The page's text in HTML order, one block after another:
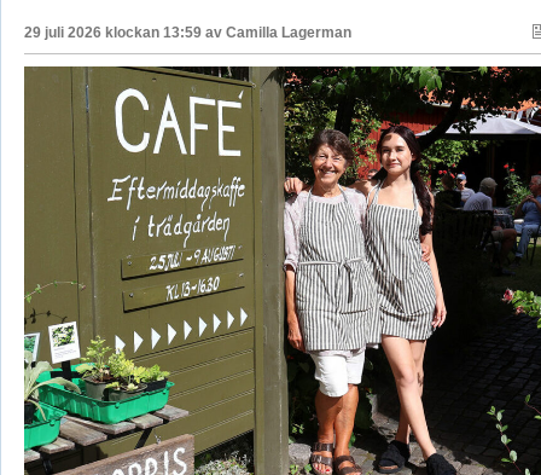
29 juli 2026 klockan 13:59 av Camilla Lagerman